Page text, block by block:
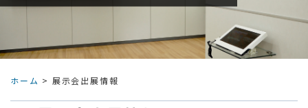
ホーム > 展示会出展情報